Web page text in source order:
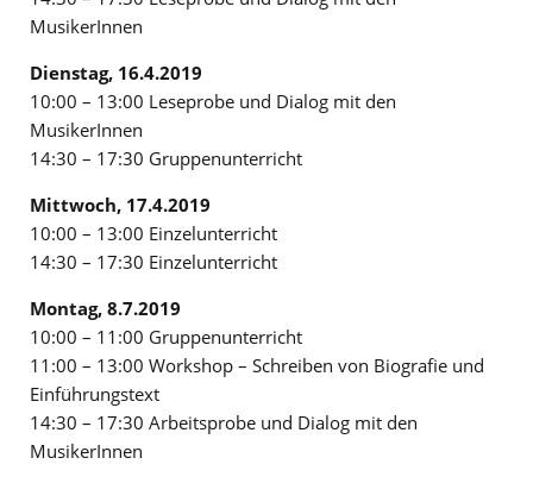
MusikerInnen
Dienstag, 16.4.2019
10:00 – 13:00 Leseprobe und Dialog mit den
MusikerInnen
14:30 – 17:30 Gruppenunterricht
Mittwoch, 17.4.2019
10:00 – 13:00 Einzelunterricht
14:30 – 17:30 Einzelunterricht
Montag, 8.7.2019
10:00 – 11:00 Gruppenunterricht
11:00 – 13:00 Workshop – Schreiben von Biografie und
Einführungstext
14:30 – 17:30 Arbeitsprobe und Dialog mit den
MusikerInnen